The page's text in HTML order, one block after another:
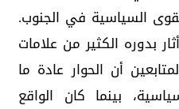
السياسية في الجنوب.
بدوره الكثير من علامات
أن الحوار عادة ما
بينما كان الواقع